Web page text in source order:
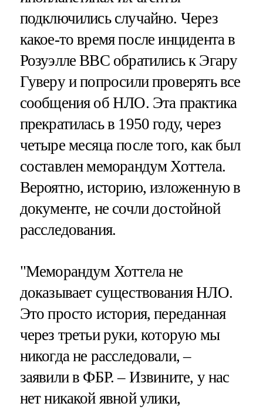
подключились случайно. Через
какое-то время после инцидента в
Розуэлле ВВС обратились к Эгару
Гуверу и попросили проверять все
сообщения об НЛО. Эта практика
прекратилась в 1950 году, через
четыре месяца после того, как был
составлен меморандум Хоттела.
Вероятно, историю, изложенную в
документе, не сочли достойной
расследования.
"Меморандум Хоттела не
доказывает существования НЛО.
Это просто история, переданная
через третьи руки, которую мы
никогда не расследовали, –
заявили в ФБР. – Извините, у нас
нет никакой явной улики,